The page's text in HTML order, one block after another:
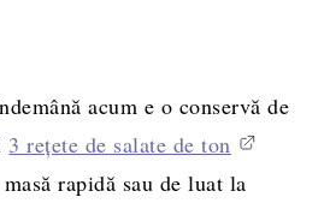
acum e o conservă de
3 rețete de salate de ton
rapidă sau de luat la